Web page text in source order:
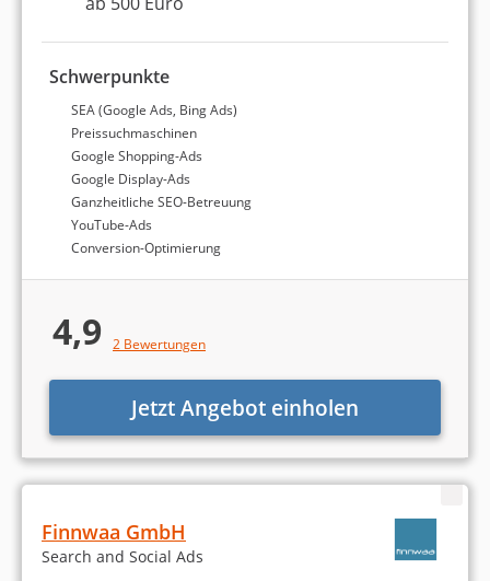
nachfolgendes Formular in weniger als 5 Minuten aus:
Bei welchen Aufgaben benötigen Sie
Unterstützung?
Es können mehrere Punkte ausgewählt werden.
Google Ads bzw. Bing Ads (SEA)
E-Mail-Marketing
Webentwicklung
Schwerpunkte
SEA (Google Ads, Bing Ads)
Preissuchmaschinen
Google Shopping-Ads
Google Display-Ads
Ganzheitliche SEO-Betreuung
YouTube-Ads
Conversion-Optimierung
4,9 2 Bewertungen
Jetzt Angebot einholen
Finnwaa GmbH
Search and Social Ads